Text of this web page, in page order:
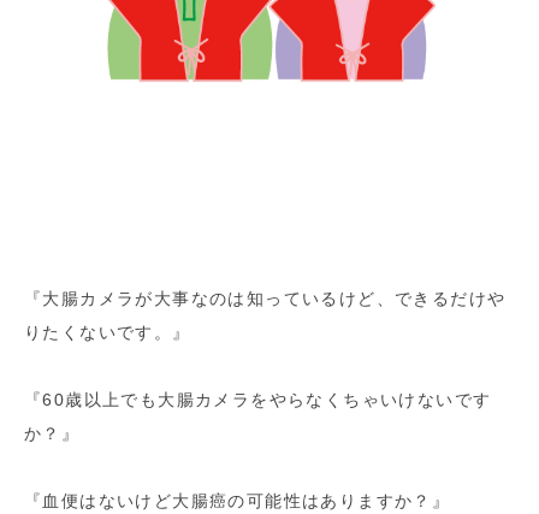
『大腸カメラが大事なのは知っているけど、できるだけや
りたくないです。』
『60歳以上でも大腸カメラをやらなくちゃいけないです
か？』
『血便はないけど大腸癌の可能性はありますか？』